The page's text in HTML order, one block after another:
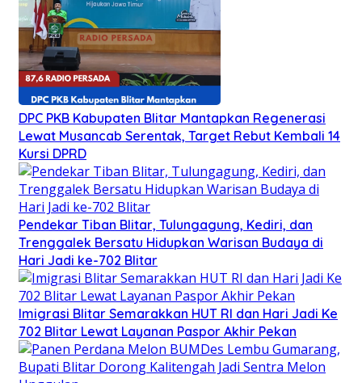
DPC PKB Kabupaten Blitar Mantapkan Regenerasi
Lewat Musancab Serentak, Target Rebut Kembali 14
Kursi DPRD
Pendekar Tiban Blitar, Tulungagung, Kediri, dan
Trenggalek Bersatu Hidupkan Warisan Budaya di
Hari Jadi ke-702 Blitar
Imigrasi Blitar Semarakkan HUT RI dan Hari Jadi Ke
702 Blitar Lewat Layanan Paspor Akhir Pekan